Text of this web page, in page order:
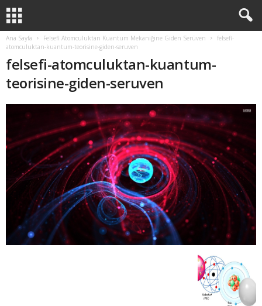
Ana Sayfa Felsefi Atomculuktan Kuantum Mekaniğine Giden Serüven
felsefi-
atomculuktan-kuantum-teorisine-giden-seruven
felsefi-atomculuktan-kuantum-
teorisine-giden-seruven